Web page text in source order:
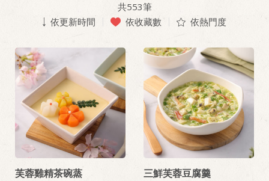
共553筆
依更新時間
依收藏數 依熱門度
芙蓉雞精茶碗蒸 三鮮芙蓉豆腐羹